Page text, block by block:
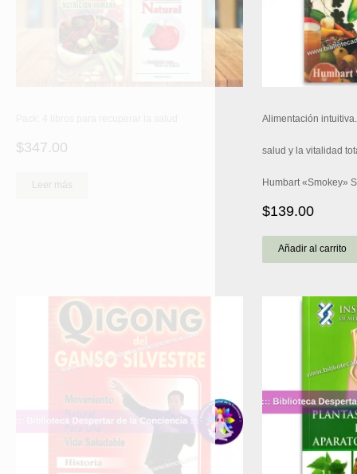
$347.00
Leer más
Alimentación
salud y la vitalidad
Humbart «Smokey»
$139.00
Añadir al carrito